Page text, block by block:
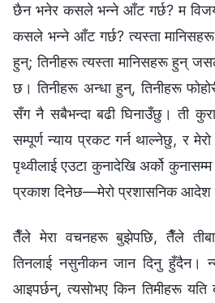
छैन भनेर कसले भन्‍ने आँट गर्छ? म
कसले भन्‍ने आँट गर्छ? त्यस्ता
हुन्; तिनीहरू त्यस्ता मानिसहरू हुन्
छ। तिनीहरू अन्धा हुन्, तिनीहरू
सँग नै सबैभन्दा बढी घिनाउँछु। ती
सम्पूर्ण न्याय प्रकट गर्न थाल्‍नेछु, र
पृथ्वीलाई एउटा कुनादेखि अर्को
प्रकाश दिनेछ—मेरो प्रशासनिक आदेश
तैँले मेरा वचनहरू बुझेपछि, तैँले
तिनलाई नसुनीकन जान दिनु हुँदैन।
आइपर्छन्, त्यसोभए किन तिमीहरू यति